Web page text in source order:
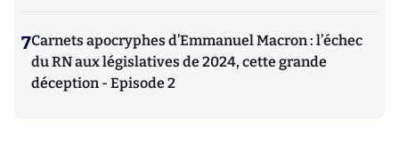
7Carnets apocryphes d’Emmanuel Macron : l’échec
du RN aux législatives de 2024, cette grande
déception - Episode 2